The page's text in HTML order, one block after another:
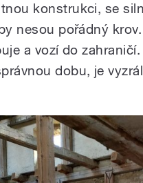
konstrukci, se
nesou pořádný
a vozí do
dobu, je